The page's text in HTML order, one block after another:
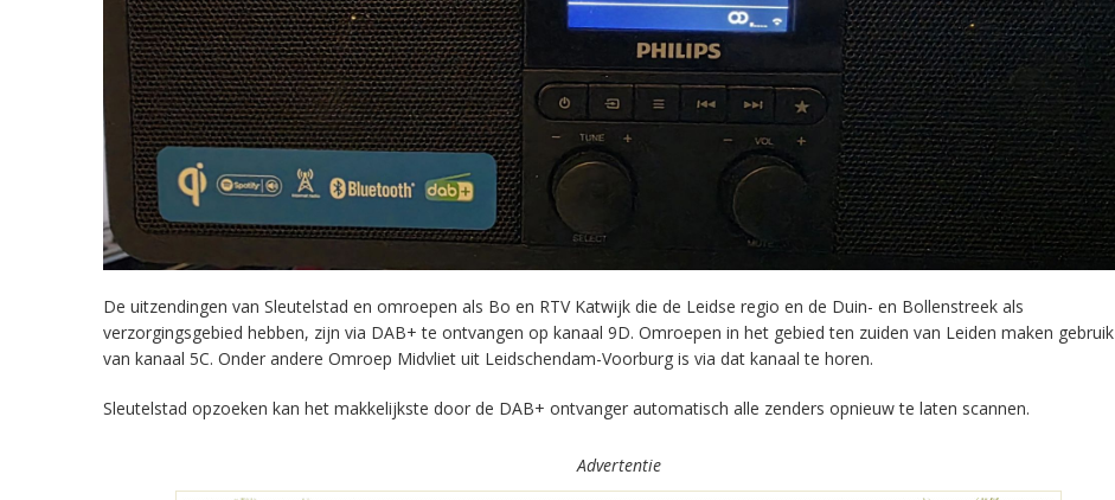
De uitzendingen van Sleutelstad en omroepen als Bo en RTV Katwijk die de Leidse regio en de Duin- en Bollenstreek als
verzorgingsgebied hebben, zijn via DAB+ te ontvangen op kanaal 9D. Omroepen in het gebied ten zuiden van Leiden maken gebruik
van kanaal 5C. Onder andere Omroep Midvliet uit Leidschendam-Voorburg is via dat kanaal te horen.
Sleutelstad opzoeken kan het makkelijkste door de DAB+ ontvanger automatisch alle zenders opnieuw te laten scannen.
Advertentie